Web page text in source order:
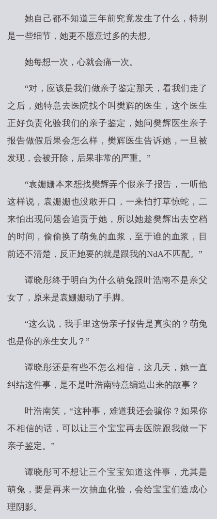
她自己都不知道三年前究竟发生了什么，特别
是一些细节，她更不愿意过多的去想。
她每想一次，心就会痛一次。
“对，应该是我们做亲子鉴定那天，看我们走了
之后，她特意去医院找个叫樊辉的医生，这个医生
正好负责化验我们的亲子鉴定，她问樊辉医生亲子
报告做假后果会怎么样，樊辉医生告诉她，一旦被
发现，会被开除，后果非常的严重。”
“袁姗姗本来想找樊辉弄个假亲子报告，一听他
这样说，袁姗姗也没敢开口，一来怕打草惊蛇，二
来怕出现问题会追责于她，所以她趁樊辉出去空档
的时间，偷偷换了萌兔的血浆，至于谁的血浆，目
前还不清楚，反正她要的就是跟我的NdA不匹配。”
谭晓彤终于明白为什么萌兔跟叶浩南不是亲父
女了，原来是袁姗姗动了手脚。
“这么说，我手里这份亲子报告是真实的？萌兔
也是你的亲生女儿？”
谭晓彤还是有些不怎么相信，这几天，她一直
纠结这件事，是不是叶浩南特意编造出来的故事？
叶浩南笑，“这种事，难道我还会骗你？如果你
不相信的话，可以让三个宝宝再去医院跟我做一下
亲子鉴定。”
谭晓彤可不想让三个宝宝知道这件事，尤其是
萌兔，要是再来一次抽血化验，会给宝宝们造成心
理阴影。